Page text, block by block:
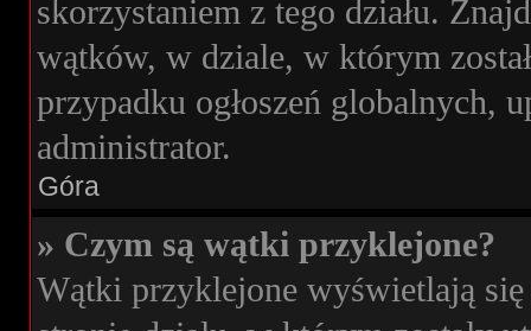
skorzystaniem z tego działu.
wątków, w dziale, w którym
przypadku ogłoszeń globalnych,
administrator.
Góra
» Czym są wątki przyklejone?
Wątki przyklejone wyświetlają